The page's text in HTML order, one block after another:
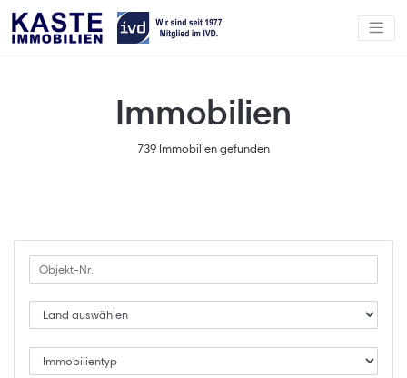
Immobilien
739 Immobilien gefunden